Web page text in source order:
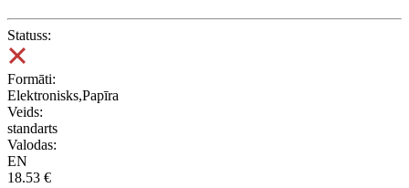
Statuss:
Formāti:
Elektronisks,Papīra
Veids:
standarts
Valodas:
EN
18.53 €